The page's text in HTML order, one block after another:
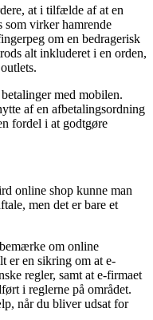
at i tilfælde af at en
som virker hamrende
om en bedragerisk
alt inkluderet i en orden,
med mobilen.
af en afbetalingsordning
fordel i at godtgøre
online shop kunne man
men det er bare et
om online
er en sikring om at e-
regler, samt at e-firmaet
i reglerne på området.
når du bliver udsat for